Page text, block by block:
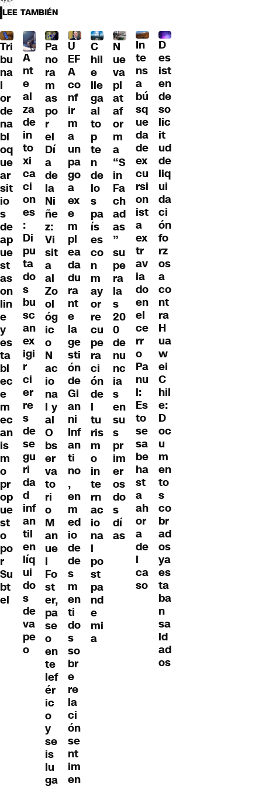
LEE TAMBIÉN
Tri
bu
na
l
or
de
na
bl
oq
ue
ar
sit
io
s
de
ap
ue
st
as
on
lin
e
y
es
ta
bl
ec
e
m
ec
an
is
m
o
pr
op
ue
st
o
po
r
Su
bt
el
A
nt
e
al
za
de
in
to
xi
ca
ci
on
es
:
Di
pu
ta
do
s
bu
sc
an
ex
igi
r
ci
er
re
s
de
se
gu
ri
da
d
inf
an
til
en
líq
ui
do
s
de
va
pe
o
Pa
no
ra
m
as
po
r
el
Dí
a
de
la
Ni
ñe
z:
Vi
sit
a
al
Zo
ol
óg
ic
o
N
ac
io
na
l y
al
O
bs
er
va
to
ri
o
M
an
ue
l
Fo
st
er,
pa
se
o
en
te
lef
ér
ic
o
y
se
is
lu
ga
U
EF
A
co
nf
ir
m
a
un
pa
go
a
ex
e
m
pl
ea
da
du
ra
nt
e
la
ge
sti
ón
de
Gi
an
ni
Inf
an
ti
no
,
en
m
ed
io
de
de
s
m
en
ti
do
s
so
br
e
re
la
ci
ón
se
nt
im
en
C
hil
e
lle
ga
al
to
p
te
n
de
lo
s
pa
ís
es
co
n
m
ay
or
re
cu
pe
ra
ci
ón
de
l
tu
ris
m
o
in
te
rn
ac
io
na
l
po
st
pa
nd
e
mi
a
N
ue
va
pl
at
af
or
m
a
“S
in
Fa
ch
ad
as
”
su
pe
ra
la
s
20
0
de
nu
nc
ia
s
en
su
s
pr
im
er
os
do
s
dí
as
In
te
ns
a
bú
sq
ue
da
de
ex
cu
rsi
on
ist
a
ex
tr
av
ia
do
en
el
ce
rr
o
Pa
nu
l:
Es
to
se
sa
be
ha
st
a
ah
or
a
de
l
ca
so
D
es
ist
en
de
so
lic
it
ud
de
liq
ui
da
ci
ón
fo
rz
os
a
co
nt
ra
H
ua
w
ei
C
hil
e:
D
oc
u
m
en
to
s
co
br
ad
os
ya
es
ta
ba
n
sa
ld
ad
os